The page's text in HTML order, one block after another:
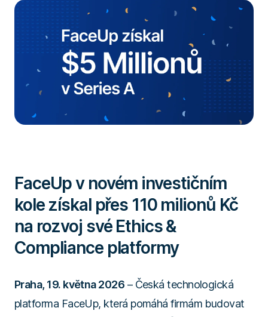
Přehled funkcí
Časté dotazy
Poslat podnět
Přihlásit se
FaceUp v novém investičním
kole získal přes 110 milionů Kč
na rozvoj své Ethics &
Compliance platformy
Praha, 19. května 2026 – Česká technologická
platforma FaceUp, která pomáhá firmám budovat